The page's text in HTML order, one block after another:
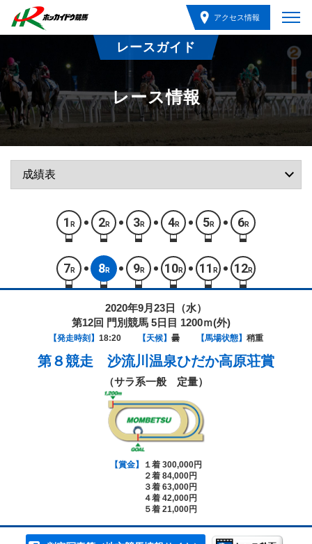
アクセス情報
レースガイド
レース情報
1 R 2R 3R 4R 5R 6R
7 R 8R 9R 10R 11 R 12R
2020年9月23日（水）
第12回 門別競馬 5日目 1200ｍ(外)
【発走時刻】 18:20 【天候】 曇 【馬場状態】 稍重
第８競走 沙流川温泉ひだか高原荘賞
（サラ系一般 定量）
【賞金】
１着 300,000円
２着 84,000円
３着 63,000円
４着 42,000円
５着 21,000円